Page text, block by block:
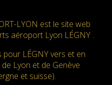
LYON est le site web
aéroport Lyon LÉGNY .
LÉGNY vers et en
Lyon et de Genève
et suisse).